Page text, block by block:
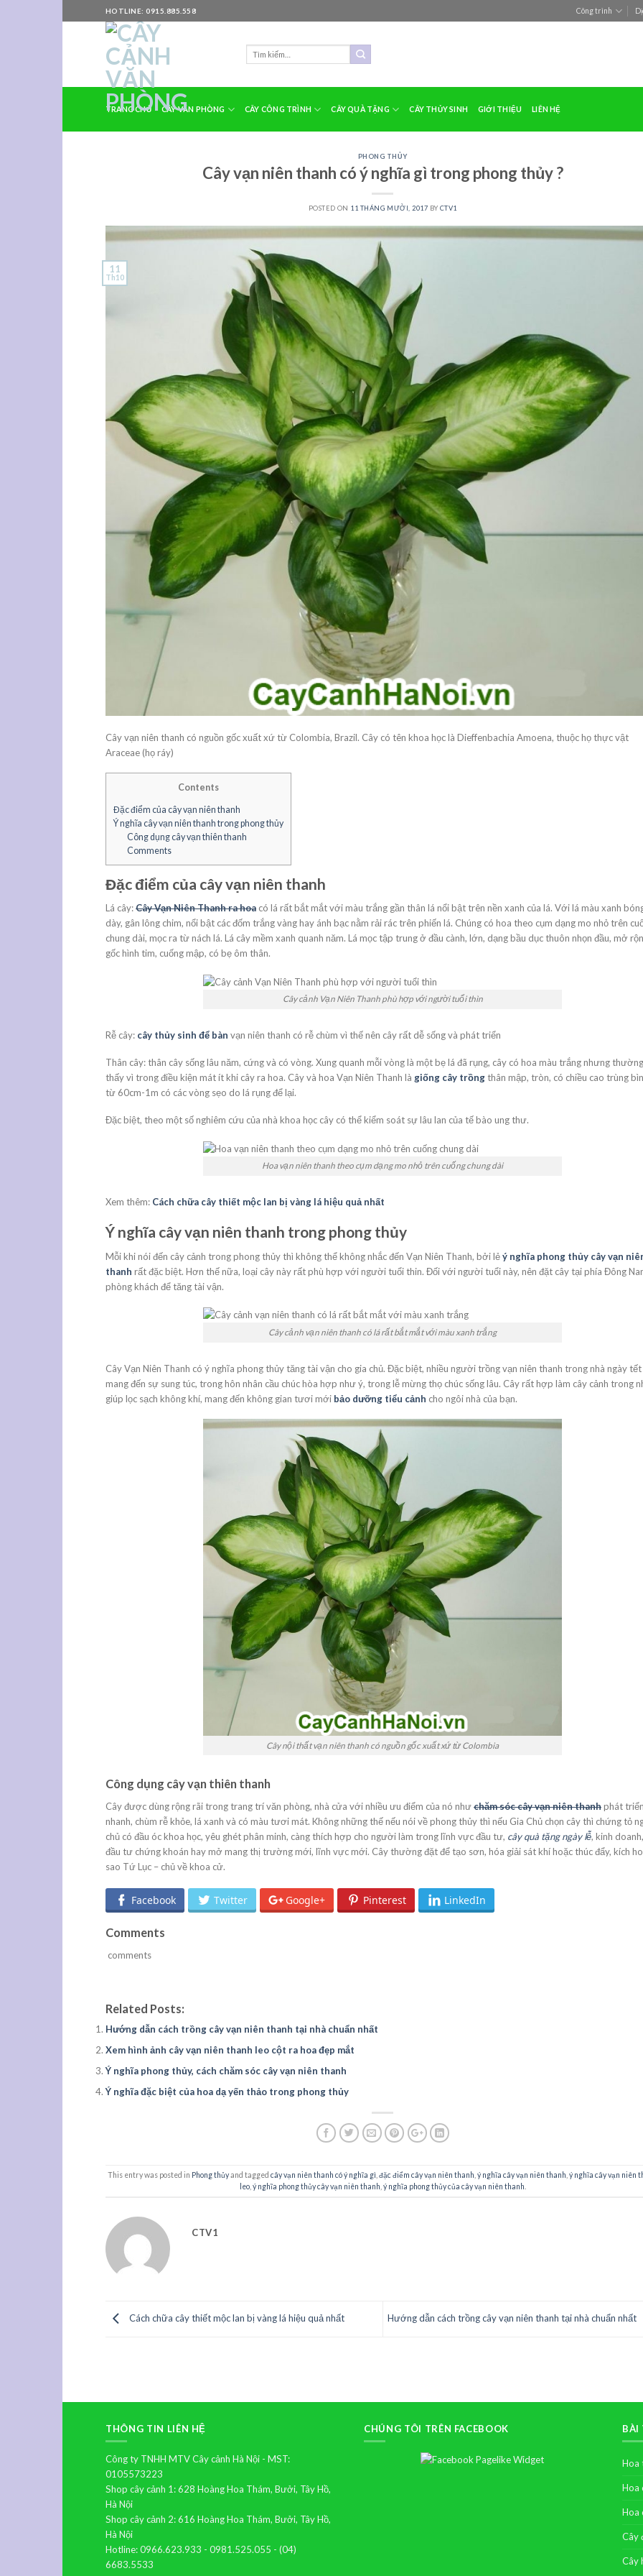
to
HOTLINE: 0915.885.558 Công trình
TRANG CHỦ CÂY VĂN PHÒNG CÂY CÔNG TRÌNH CÂY QUÀ TẶNG CÂY THỦY SINH GIỚI THIỆU LIÊN HỆ
PHONG THỦY
Cây vạn niên thanh có ý nghĩa gì trong phong thủy ?
POSTED ON 11 THÁNG MƯỜI, 2017 BY CTV1
11
Th10
Cây vạn niên thanh có nguồn gốc xuất xứ từ Colombia, Brazil. Cây có tên khoa học là Dieffenbachia Amoena, thuộc họ thực vật
Araceae (họ ráy)
Contents
Đặc điểm của cây vạn niên thanh
Ý nghĩa cây vạn niên thanh trong phong thủy
Công dụng cây vạn thiên thanh
Comments
Đặc điểm của cây vạn niên thanh
Lá cây:Cây Vạn Niên Thanh ra hoa có lá rất bắt mắt với màu trắng gần thân lá nổi bật trên nền xanh của lá. Với lá màu xanh
dày, gân lông chim, nổi bật các đốm trắng vàng hay ánh bạc nằm rải rác trên phiến lá. Chúng có hoa theo cụm dạng mo nhỏ trên
chung dài, mọc ra từ nách lá. Lá cây mềm xanh quanh năm. Lá mọc tập trung ở đầu cành, lớn, dạng bầu dục thuôn nhọn đầu, mở
gốc hình tim, cuống mập, có bẹ ôm thân.
Cây cảnh Vạn Niên Thanh phù hợp với người tuổi thìn
Rễ cây: cây thủy sinh để bàn vạn niên thanh có rễ chùm vì thế nên cây rất dễ sống và phát triển
Thân cây: thân cây sống lâu năm, cứng và có vòng. Xung quanh mỗi vòng là một bẹ lá đã rụng, cây có hoa màu trắng nhưng
thấy vì trong điều kiện mát ít khi cây ra hoa. Cây và hoa Vạn Niên Thanh là giống cây trồngthân mập, tròn, có chiều cao trùng
từ 60cm-1m có các vòng sẹo do lá rụng để lại.
Đặc biệt, theo một số nghiêm cứu của nhà khoa học cây có thể kiểm soát sự lâu lan của tế bào ung thư.
Hoa vạn niên thanh theo cụm dạng mo nhỏ trên cuống chung dài
Xem thêm: Cách chữa cây thiết mộc lan bị vàng lá hiệu quả nhất
Ý nghĩa cây vạn niên thanh trong phong thủy
Mỗi khi nói đến cây cảnh trong phong thủy thì không thể không nhắc đến Vạn Niên Thanh, bởi lẻý nghĩa phong thủy cây vạn
thanh rất đặc biệt. Hơn thế nữa, loại cây này rất phù hợp với người tuổi thin. Đối với người tuổi này, nên đặt cây tại phía Đông
phòng khách để tăng tài vận.
Cây cảnh vạn niên thanh có lá rất bắt mắt với màu xanh trắng
Cây Vạn Niên Thanh có ý nghĩa phong thủy tăng tài vận cho gia chủ. Đặc biệt, nhiều người trồng vạn niên thanh trong nhà ngày tết
mang đến sự sung túc, trong hôn nhân cầu chúc hòa hợp như ý, trong lễ mừng thọ chúc sống lâu. Cây rất hợp làm cây cảnh trong
giúp lọc sạch không khí, mang đến không gian tươi mới bảo dưỡng tiểu cảnh cho ngôi nhà của bạn.
Cây nội thất vạn niên thanh có nguồn gốc xuất xứ từ Colombia
Công dụng cây vạn thiên thanh
Cây được dùng rộng rãi trong trang trí văn phòng, nhà cửa với nhiều ưu điểm của nó nhưchăm sóc cây vạn niên thanhphát
nhanh, chùm rễ khỏe, lá xanh và có màu tươi mát. Không những thế nếu nói về phong thủy thì nếu Gia Chủ chọn cây thì chứng tỏ
chủ có đầu óc khoa học, yêu ghét phân minh, càng thích hợp cho người làm trong lĩnh vực đầu tư, cây quà tặng ngày lễ, kinh doanh,
đầu tư chứng khoán hay mở mang thị trường mới, lĩnh vực mới. Cây thường đặt để tạo sơn, hóa giải sát khí hoặc thúc đẩy, kích
sao Tứ Lục – chủ về khoa cử.
Facebook Twitter Google+ Pinterest LinkedIn
Comments
comments
Related Posts:
Hướng dẫn cách trồng cây vạn niên thanh tại nhà chuẩn nhất
Xem hình ảnh cây vạn niên thanh leo cột ra hoa đẹp mắt
Ý nghĩa phong thủy, cách chăm sóc cây vạn niên thanh
Ý nghĩa đặc biệt của hoa dạ yến thảo trong phong thủy
This entry was posted in Phong thủyand tagged cây vạn niên thanh có ý nghĩa gì đặc điểm cây vạn niên thanh ý nghĩa cây vạn niên thanh ý nghĩa cây vạn niên
leo, ý nghĩa phong thủy cây vạn niên thanh ý nghĩa phong thủy của cây vạn niên thanh
CTV1
Cách chữa cây thiết mộc lan bị vàng lá hiệu quả nhất Hướng dẫn cách trồng cây vạn niên thanh tại nhà chuẩn nhất
THÔNG TIN LIÊN HỆ
Công ty TNHH MTV Cây cảnh Hà Nội - MST:
0105573223
Shop cây cảnh 1: 628 Hoàng Hoa Thám, Bưởi, Tây Hồ,
Hà Nội
Shop cây cảnh 2: 616 Hoàng Hoa Thám, Bưởi, Tây Hồ,
Hà Nội
Hotline: 0966.623.933 - 0981.525.055 - (04)
6683.5533
CHÚNG TÔI TRÊN FACEBOOK BÀI
Hoa
Hoa
Hoa
Cây
Cây